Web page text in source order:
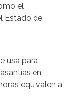
el
Estado de
usa para
en
equivalen a